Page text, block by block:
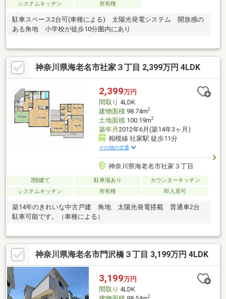
システムキッチン
所有権
駐車スペース2台可(車種による) 太陽光発電システム 開放感の
ある角地 小学校が徒歩10分圏内にあり
神奈川県海老名市社家３丁目 2,399万円 4LDK
2,399万円
間取り 4LDK
建物面積98.74m2
土地面積100.19m2
築年月 2012年6月(築14年3ヶ月)
相模線 社家駅 徒歩11分
その他の交通
神奈川県海老名市社家３丁目
2階建て 駐車場あり
カウンターキッチン
システムキッチン
所有権 即入居可
築14年のきれいな中古戸建 角地 太陽光発電搭載 普通車2台
駐車可能です。（車種による）
神奈川県海老名市門沢橋３丁目 3,199万円 4LDK
3,199万円
間取り 4LDK
2